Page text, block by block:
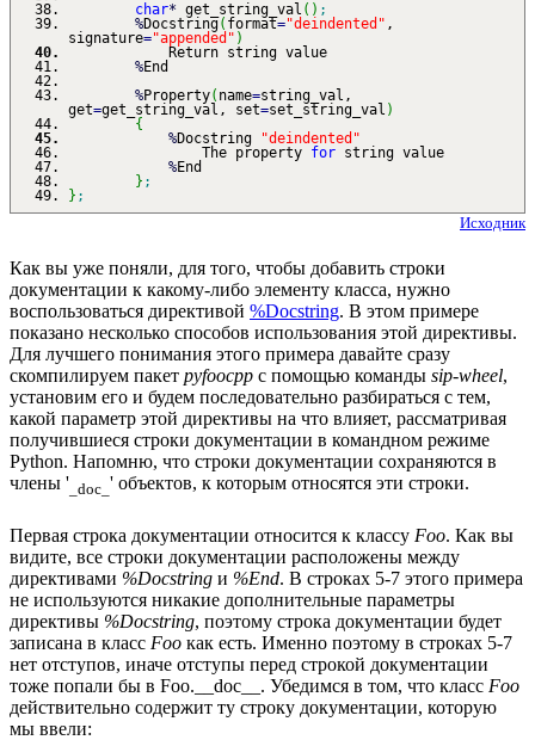
char* get_string_val ( ) ;
%Docstring( format="deindented" ,
signature="appended" )
Return string value
%End
%Property( name=string_val,
get=get_string_val, set=set_string_val )
{
%Docstring
"deindented"
The property for string value
%End
} ;
} ;
Исходник
Как вы уже поняли, для того, чтобы добавить строки
документации к какому-либо элементу класса, нужно
воспользоваться директивой %Docstring. В этом примере
показано несколько способов использования этой директивы.
Для лучшего понимания этого примера давайте сразу
скомпилируем пакет pyfoocpp с помощью команды sip-wheel,
установим его и будем последовательно разбираться с тем,
какой параметр этой директивы на что влияет, рассматривая
получившиеся строки документации в командном режиме
Python. Напомню, что строки документации сохраняются в
члены ' _doc_ ' объектов, к которым относятся эти строки.
Первая строка документации относится к классу Foo. Как вы
видите, все строки документации расположены между
директивами %Docstring и %End. В строках 5-7 этого примера
не используются никакие дополнительные параметры
директивы %Docstring, поэтому строка документации будет
записана в класс Foo как есть. Именно поэтому в строках 5-7
нет отступов, иначе отступы перед строкой документации
тоже попали бы в Foo.__doc__. Убедимся в том, что класс Foo
действительно содержит ту строку документации, которую
мы ввели: